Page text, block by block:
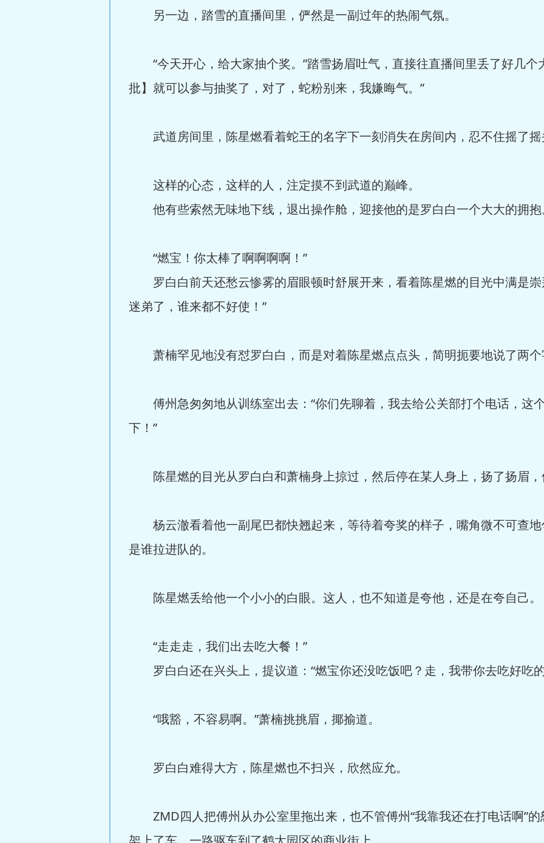
另一边，踏雪的直播间里，俨然是一副过年的热闹气氛。
“今天开心，给大家抽个奖。”踏雪扬眉吐气，直接往直播间里丢了好几个
批】就可以参与抽奖了，对了，蛇粉别来，我嫌晦气。”
武道房间里，陈星燃看着蛇王的名字下一刻消失在房间内，忍不住摇了摇
这样的心态，这样的人，注定摸不到武道的巅峰。
他有些索然无味地下线，退出操作舱，迎接他的是罗白白一个大大的拥
“燃宝！你太棒了啊啊啊啊！”
罗白白前天还愁云惨雾的眉眼顿时舒展开来，看着陈星燃的目光中满是崇
迷弟了，谁来都不好使！”
萧楠罕见地没有怼罗白白，而是对着陈星燃点点头，简明扼要地说了两个
傅州急匆匆地从训练室出去：“你们先聊着，我去给公关部打个电话，这
下！”
陈星燃的目光从罗白白和萧楠身上掠过，然后停在某人身上，扬了扬眉，
杨云澈看着他一副尾巴都快翘起来，等待着夸奖的样子，嘴角微不可查地
是谁拉进队的。
陈星燃丢给他一个小小的白眼。这人，也不知道是夸他，还是在夸自己。
“走走走，我们出去吃大餐！”
罗白白还在兴头上，提议道：“燃宝你还没吃饭吧？走，我带你去吃好吃
“哦豁，不容易啊。”萧楠挑挑眉，揶揄道。
罗白白难得大方，陈星燃也不扫兴，欣然应允。
ZMD四人把傅州从办公室里拖出来，也不管傅州“我靠我还在打电话啊”的